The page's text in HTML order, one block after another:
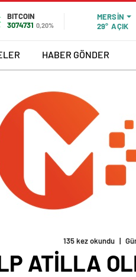
BITCOIN
3074731 0,20%
MERSIN
29° AÇIK
HABER GÖNDER
135 kez okundu |
ATİLLA